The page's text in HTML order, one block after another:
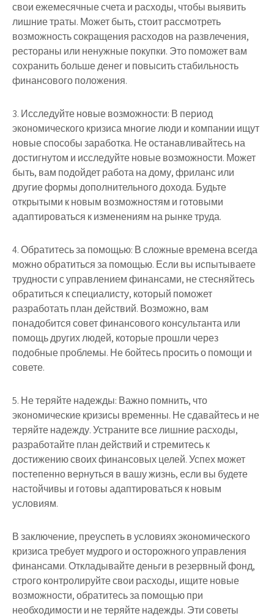
свои ежемесячные счета и расходы, чтобы выявить
лишние траты. Может быть, стоит рассмотреть
возможность сокращения расходов на развлечения,
рестораны или ненужные покупки. Это поможет вам
сохранить больше денег и повысить стабильность
финансового положения.
3. Исследуйте новые возможности: В период
экономического кризиса многие люди и компании ищут
новые способы заработка. Не останавливайтесь на
достигнутом и исследуйте новые возможности. Может
быть, вам подойдет работа на дому, фриланс или
другие формы дополнительного дохода. Будьте
открытыми к новым возможностям и готовыми
адаптироваться к изменениям на рынке труда.
4. Обратитесь за помощью: В сложные времена всегда
можно обратиться за помощью. Если вы испытываете
трудности с управлением финансами, не стесняйтесь
обратиться к специалисту, который поможет
разработать план действий. Возможно, вам
понадобится совет финансового консультанта или
помощь других людей, которые прошли через
подобные проблемы. Не бойтесь просить о помощи и
совете.
5. Не теряйте надежды: Важно помнить, что
экономические кризисы временны. Не сдавайтесь и не
теряйте надежду. Устраните все лишние расходы,
разработайте план действий и стремитесь к
достижению своих финансовых целей. Успех может
постепенно вернуться в вашу жизнь, если вы будете
настойчивы и готовы адаптироваться к новым
условиям.
В заключение, преуспеть в условиях экономического
кризиса требует мудрого и осторожного управления
финансами. Откладывайте деньги в резервный фонд,
строго контролируйте свои расходы, ищите новые
возможности, обратитесь за помощью при
необходимости и не теряйте надежды. Эти советы